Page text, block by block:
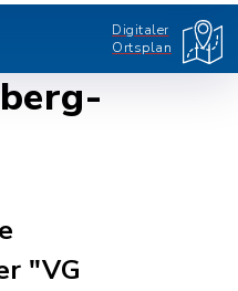
Digitaler
Ortsplan
"VG